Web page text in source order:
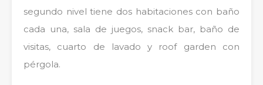
segundo nivel tiene dos habitaciones con baño
cada una, sala de juegos, snack bar, baño de
visitas, cuarto de lavado y roof garden con
pérgola.